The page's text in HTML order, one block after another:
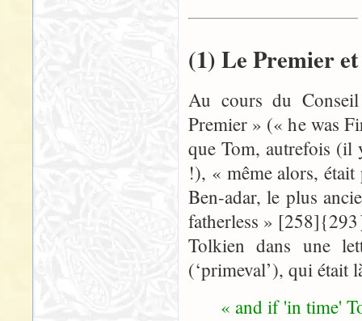
(1) Le Premier et
Au cours du
Premier » (« he was
que Tom, autrefois (il
!), « même alors,
Ben-adar, le plus
fatherless »
Tolkien dans une
(‘primeval’), qui était
« and if 'in time'